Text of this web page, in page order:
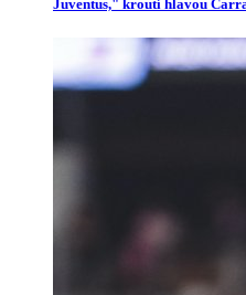
Juventus," kroutí hlavou